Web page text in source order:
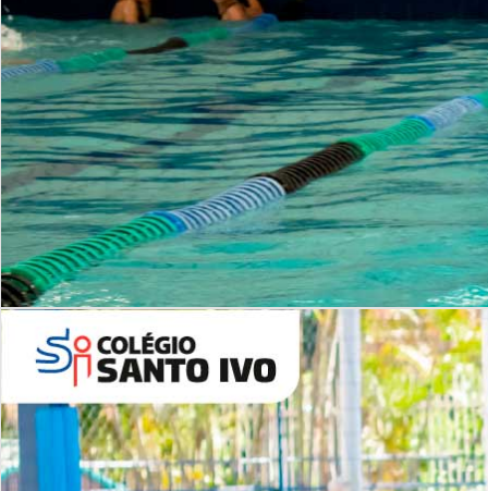
Período Integral | Saiba mais
INSTITUCIONAL